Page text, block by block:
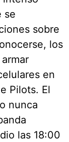
se
sobre
los
en
Pilots. El
nunca
las 18:00